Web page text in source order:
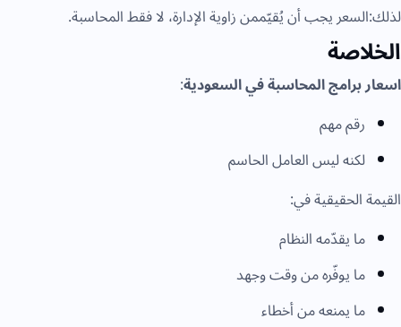
لذلك:السعر يجب أن يُقيّممن زاوية الإدارة، لا فقط المحاسبة.
الخلاصة
اسعار برامج المحاسبة في السعودية:
رقم مهم
لكنه ليس العامل الحاسم
القيمة الحقيقية في:
ما يقدّمه النظام
ما يوفّره من وقت وجهد
ما يمنعه من أخطاء